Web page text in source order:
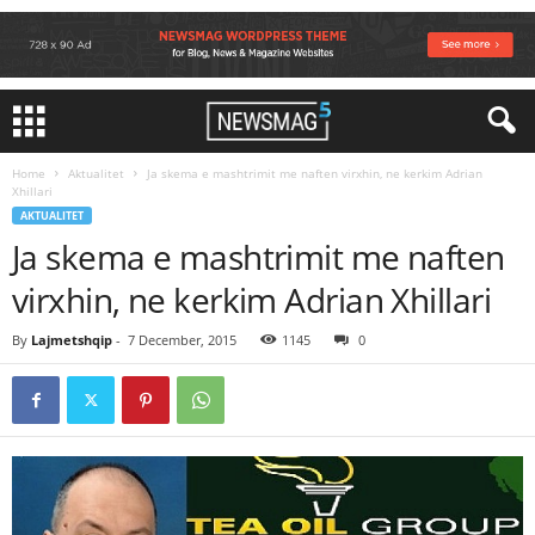
Home Aktualitet
Ja skema e mashtrimit me naften virxhin, ne kerkim Adrian
Xhillari
AKTUALITET
Ja skema e mashtrimit me naften
virxhin, ne kerkim Adrian Xhillari
By Lajmetshqip - 7 December, 2015 1145 0